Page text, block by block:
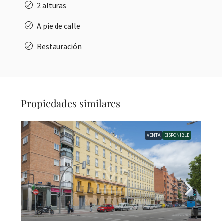
2 alturas
A pie de calle
Restauración
Propiedades similares
VENTA DISPONIBLE